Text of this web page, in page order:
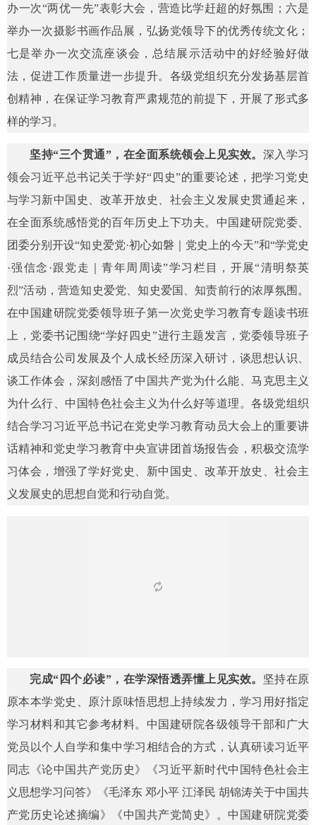
办一次“两优一先”表彰大会，营造比学赶超的好氛围；六是
举办一次摄影书画作品展，弘扬党领导下的优秀传统文化；
七是举办一次交流座谈会，总结展示活动中的好经验好做
法，促进工作质量进一步提升。各级党组织充分发扬基层首
创精神，在保证学习教育严肃规范的前提下，开展了形式多
样的学习。
坚持“三个贯通”，在全面系统领会上见实效。 深入学习
领会习近平总书记关于学好“四史”的重要论述，把学习党史
与学习新中国史、改革开放史、社会主义发展史贯通起来，
在全面系统感悟党的百年历史上下功夫。中国建研院党委、
团委分别开设“知史爱党·初心如磐｜党史上的今天”和“学党史
·强信念·跟党走｜青年周周读”学习栏目，开展“清明祭英
烈”活动，营造知史爱党、知史爱国、知责前行的浓厚氛围。
在中国建研院党委领导班子第一次党史学习教育专题读书班
上，党委书记围绕“学好四史”进行主题发言，党委领导班子
成员结合公司发展及个人成长经历深入研讨，谈思想认识、
谈工作体会，深刻感悟了中国共产党为什么能、马克思主义
为什么行、中国特色社会主义为什么好等道理。各级党组织
结合学习习近平总书记在党史学习教育动员大会上的重要讲
话精神和党史学习教育中央宣讲团首场报告会，积极交流学
习体会，增强了学好党史、新中国史、改革开放史、社会主
义发展史的思想自觉和行动自觉。
完成“四个必读”，在学深悟透弄懂上见实效。 坚持在原
原本本学党史、原汁原味悟思想上持续发力，学习用好指定
学习材料和其它参考材料。中国建研院各级领导干部和广大
党员以个人自学和集中学习相结合的方式，认真研读习近平
同志《论中国共产党历史》《习近平新时代中国特色社会主
义思想学习问答》《毛泽东 邓小平 江泽民 胡锦涛关于中国共
产党历史论述摘编》《中国共产党简史》。中国建研院党委